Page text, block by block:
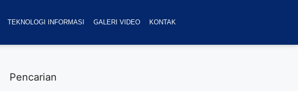
TEKNOLOGI INFORMASI GALERI VIDEO KONTAK
Pencarian